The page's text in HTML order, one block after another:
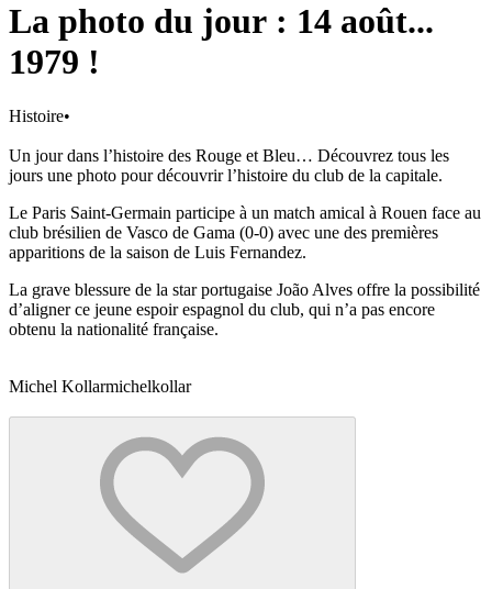
La photo du jour : 14 août...
1979 !
Histoire•
Un jour dans l’histoire des Rouge et Bleu… Découvrez tous les
jours une photo pour découvrir l’histoire du club de la capitale.
Le Paris Saint-Germain participe à un match amical à Rouen face au
club brésilien de Vasco de Gama (0-0) avec une des premières
apparitions de la saison de Luis Fernandez.
La grave blessure de la star portugaise João Alves offre la possibilité
d’aligner ce jeune espoir espagnol du club, qui n’a pas encore
obtenu la nationalité française.
Michel Kollarmichelkollar